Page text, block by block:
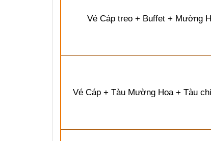
Vé Cáp treo + Buffet + Mường
Vé Cáp + Tàu Mường Hoa + Tàu